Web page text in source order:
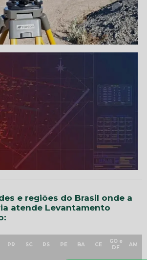
e regiões do Brasil onde a
atende Levantamento
PR SC RS PE BA CE
GO e
DF
AM